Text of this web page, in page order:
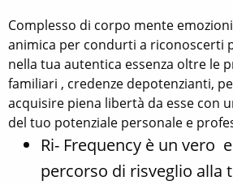
Complesso di corpo mente
animica per condurti a riconoscerti
nella tua autentica essenza oltre le
familiari , credenze depotenzianti,
acquisire piena libertà da esse con
del tuo potenziale personale e
Ri- Frequency è un vero
percorso di risveglio alla